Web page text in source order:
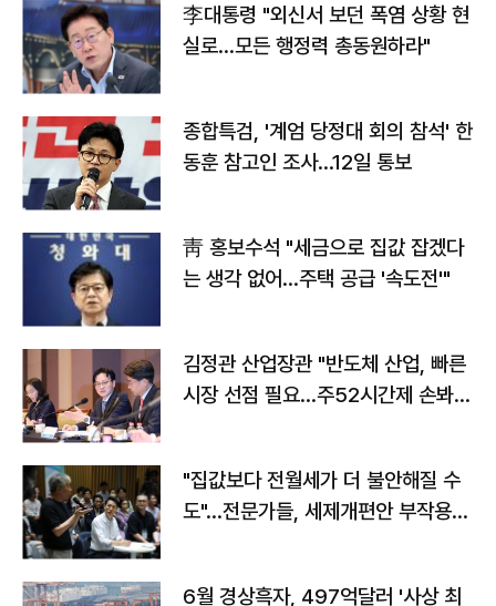
李대통령 "외신서 보던 폭염 상황 현
실로…모든 행정력 총동원하라"
종합특검, '계엄 당정대 회의 참석' 한
동훈 참고인 조사...12일 통보
靑 홍보수석 "세금으로 집값 잡겠다
는 생각 없어…주택 공급 '속도전'"
김정관 산업장관 "반도체 산업, 빠른
시장 선점 필요…주52시간제 손봐
"집값보다 전월세가 더 불안해질 수
도"…전문가들, 세제개편안 부작용
6월 경상흑자, 497억달러 '사상 최